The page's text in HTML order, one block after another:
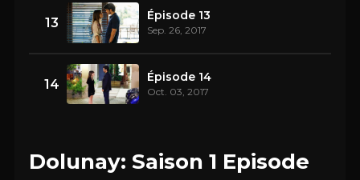
13 Épisode 13
Sep. 26, 2017
14 Épisode 14
Oct. 03, 2017
Dolunay: Saison 1 Episode